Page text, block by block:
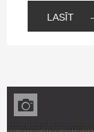
LASĪT